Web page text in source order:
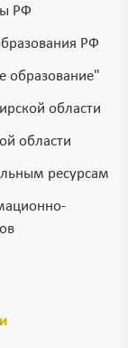
РФ
РФ
образование"
области
области
ресурсам